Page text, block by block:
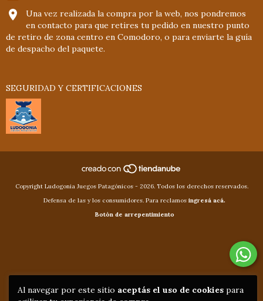
Al navegar por este sitio aceptás el uso de cookies para
Una vez realizada la compra por la web, nos pondremos
en contacto para que retires tu pedido en nuestro punto
de retiro de zona centro en Comodoro, o para enviarte la guía
de despacho del paquete.
SEGURIDAD Y CERTIFICACIONES
Copyright Ludogonia Juegos Patagónicos - 2026. Todos los derechos reservados.
Defensa de las y los consumidores. Para reclamos ingresá acá.
Botón de arrepentimiento